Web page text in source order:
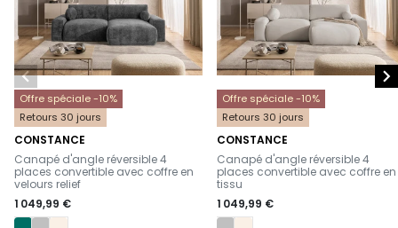
Offre spéciale -10%
Retours 30 jours
CONSTANCE
-
Canapé d'angle réversible 4
places convertible avec coffre en
velours relief
1 049,99 €
Offre spéciale -10%
Retours 30 jours
CONSTANCE
-
Canapé d'angle réversible 4
places convertible avec coffre en
tissu
1 049,99 €
 